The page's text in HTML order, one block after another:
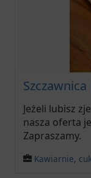
Jeżeli lubisz
nasza oferta
Zapraszamy.
Kawiarnie,